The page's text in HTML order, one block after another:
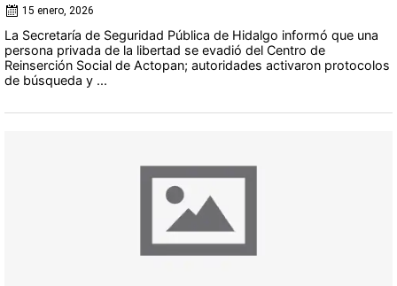
15 enero, 2026
La Secretaría de Seguridad Pública de Hidalgo informó que una
persona privada de la libertad se evadió del Centro de
Reinserción Social de Actopan; autoridades activaron protocolos
de búsqueda y ...